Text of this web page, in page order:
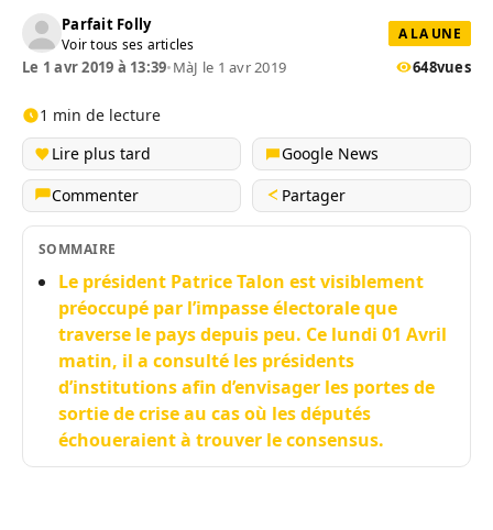
Parfait Folly
Voir tous ses articles
A LA UNE
Le 1 avr 2019 à 13:39•MàJ le 1 avr 2019 648vues
1 min de lecture
Lire plus tard
Google News
Commenter
Partager
SOMMAIRE
Le président Patrice Talon est visiblement
préoccupé par l’impasse électorale que
traverse le pays depuis peu. Ce lundi 01 Avril
matin, il a consulté les présidents
d’institutions afin d’envisager les portes de
sortie de crise au cas où les députés
échoueraient à trouver le consensus.